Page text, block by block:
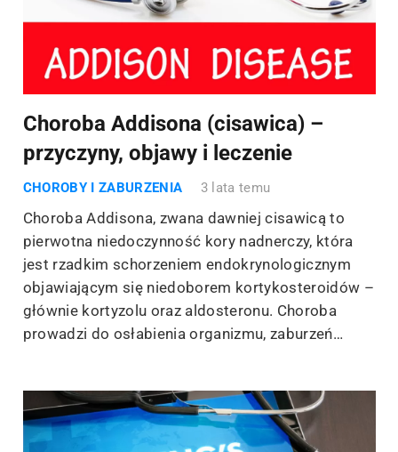
Choroba Addisona (cisawica) –
przyczyny, objawy i leczenie
CHOROBY I ZABURZENIA 3 lata temu
Choroba Addisona, zwana dawniej cisawicą to
pierwotna niedoczynność kory nadnerczy, która
jest rzadkim schorzeniem endokrynologicznym
objawiającym się niedoborem kortykosteroidów –
głównie kortyzolu oraz aldosteronu. Choroba
prowadzi do osłabienia organizmu, zaburzeń…